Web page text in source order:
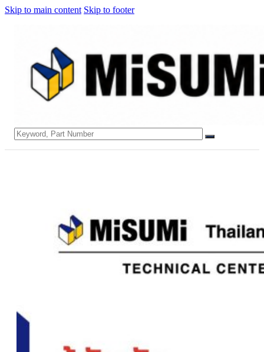
Skip to main content Skip to footer
Search